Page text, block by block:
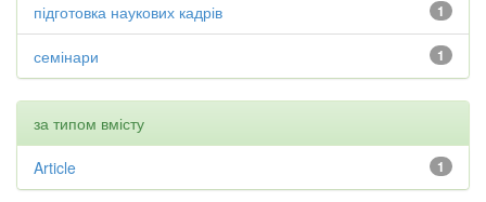
1
підготовка наукових кадрів
1
семінари
за типом вмісту
1
Article